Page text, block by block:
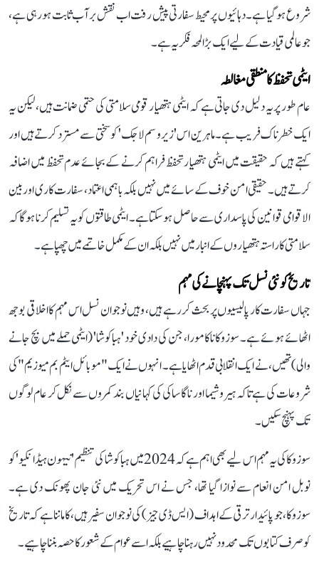
شروع ہو گیا ہے۔ دہائیوں پر محیط سفارتی پیش رفت اب نقش بر آب ثابت ہو رہی ہے،
جو عالمی قیادت کے لیے ایک بڑا لمحہ فکریہ ہے۔
ایٹمی تحفظ کا منطقی مغالطہ
عام طور پر یہ دلیل دی جاتی ہے کہ ایٹمی ہتھیار قومی سلامتی کی حتمی ضمانت ہیں، لیکن یہ
ایک خطرناک فریب ہے۔ ماہرین اس 'زیرو سم لاجک' کو سختی سے مسترد کرتے ہیں اور
کہتے ہیں کہ حقیقت میں ایٹمی ہتھیار تحفظ فراہم کرنے کے بجائے عدم تحفظ میں اضافہ
کرتے ہیں۔ حقیقی امن خوف کے سائے میں نہیں بلکہ باہمی اعتماد، سفارت کاری اور بین
الاقوامی قوانین کی پاسداری سے حاصل ہو سکتا ہے۔ ایٹمی طاقتوں کو یہ تسلیم کرنا ہوگا کہ
سلامتی کا راستہ ہتھیاروں کے انبار میں نہیں بلکہ ان کے مکمل خاتمے میں چھپا ہے۔
تاریخ کو نئی نسل تک پہنچانے کی مہم
جہاں سفارت کار پالیسیوں پر بحث کر رہے ہیں، وہیں نوجوان نسل اس مہم کا اخلاقی بوجھ
اٹھائے ہوئے ہے۔ سوزوکا ناکامورا، جن کی دادی خود 'ہباکوشا' (ایٹمی حملے میں بچ جانے
والی) تھیں، نے ایک انقلابی قدم اٹھایا ہے۔ انہوں نے ایک "موبائل ایٹم بم میوزیم" کی
شروعات کی ہے تاکہ ہیروشیما اور ناگاساکی کی کہانیاں بند کمروں سے نکل کر عام لوگوں
تک پہنچ سکیں۔
سوزوکا کی یہ مہم اس لیے بھی اہم ہے کہ 2024 میں ہباکوشا کی تنظیم 'نیہون ہیڈانکیو' کو
نوبل امن انعام سے نوازا گیا تھا، جس نے اس تحریک میں نئی جان پھونک دی ہے۔
سوزوکا، جو پائیدار ترقی کے اہداف (ایس ڈی جیز) کی نوجوان سفیر ہیں، کا ماننا ہے کہ تاریخ
کو صرف کتابوں تک محدود نہیں رہنا چاہیے بلکہ اسے عوام کے شعور کا حصہ بننا چاہیے۔